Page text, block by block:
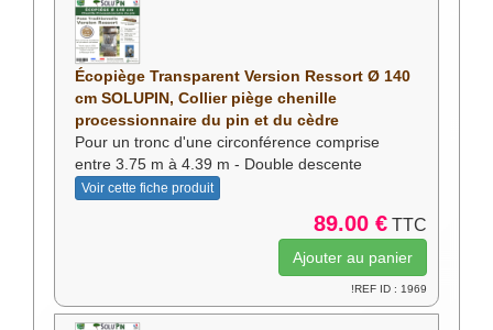
Écopiège Transparent Version Ressort Ø 140
cm SOLUPIN, Collier piège chenille
processionnaire du pin et du cèdre
Pour un tronc d'une circonférence comprise
entre 3.75 m à 4.39 m - Double descente
Voir cette fiche produit
89.00 € TTC
!REF ID : 1969